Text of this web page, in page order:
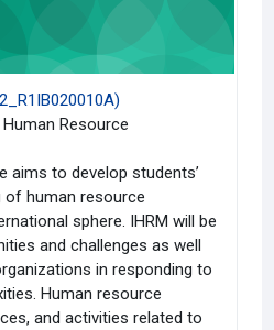
Resource
aims to develop students’
of human resource
sphere. IHRM will be
and challenges as well
in responding to
Human resource
and activities related to